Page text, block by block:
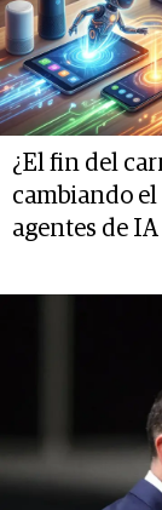
¿El fin del
cambiando el
agentes de IA